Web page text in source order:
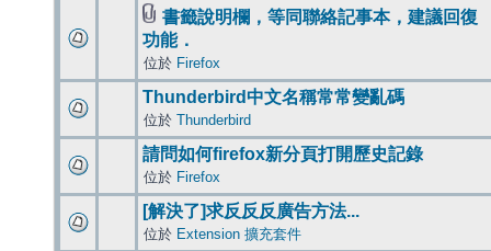
書籤說明欄，等同聯絡記事本，建議回復
功能．
位於 Firefox
Thunderbird中文名稱常常變亂碼
位於 Thunderbird
請問如何firefox新分頁打開歷史記錄
位於 Firefox
[解決了]求反反反廣告方法...
位於 Extension 擴充套件